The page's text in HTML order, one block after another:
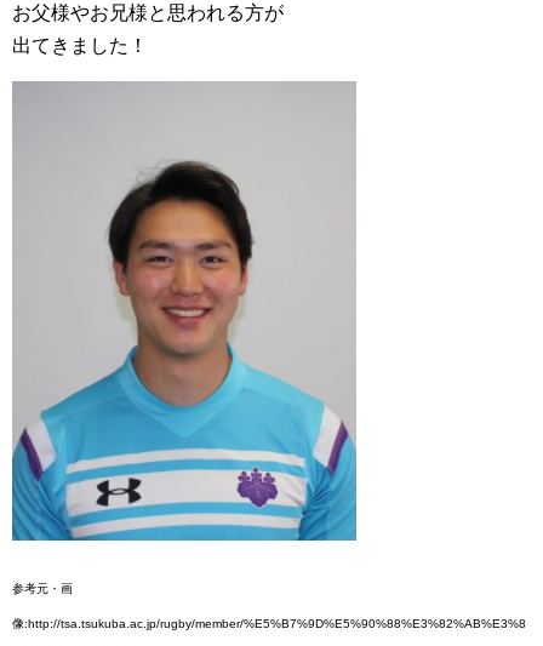
お父様やお兄様と思われる方が
出てきました！
参考元・画
像:http://tsa.tsukuba.ac.jp/rugby/member/%E5%B7%9D%E5%90%88%E3%82%AB%E3%8